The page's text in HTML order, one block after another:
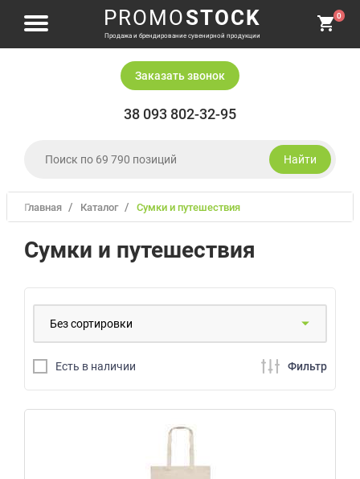
PROMOSTOCK
Продажа и брендирование сувенирной продукции
0
Заказать звонок
38 093 802-32-95
Найти
Одежда и головные уборы
Главная Каталог сумки и путешествия
Сумки и путешествия
Есть в наличии Фильтр